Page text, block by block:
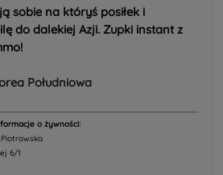
sobie na któryś posiłek i
do dalekiej Azji. Zupki instant z
Południowa
o żywności:
6/1